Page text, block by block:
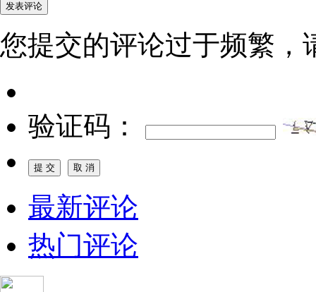
您提交的评论过于频繁，
验证码：
最新评论
热门评论